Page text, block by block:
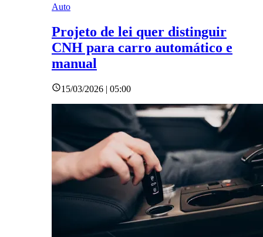
Auto
Projeto de lei quer distinguir
CNH para carro automático e
manual
15/03/2026 | 05:00